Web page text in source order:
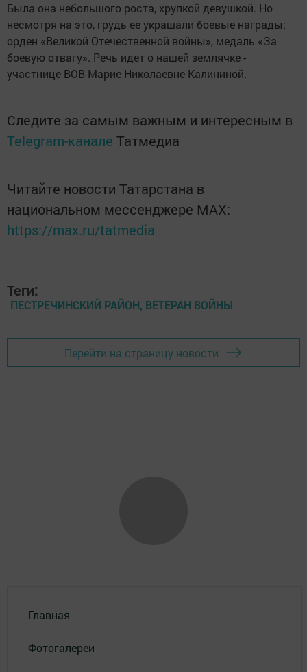
Была она небольшого роста, хрупкой девушкой. Но
несмотря на это, грудь ее украшали боевые награды:
орден «Великой Отечественной войны», медаль «За
боевую отвагу». Речь идет о нашей землячке -
участнице ВОВ Марие Николаевне Калининой.
Следите за самым важным и интересным в
Telegram-канале Татмедиа
Читайте новости Татарстана в
национальном мессенджере MАХ:
https://max.ru/tatmedia
Теги:
ПЕСТРЕЧИНСКИЙ РАЙОН, ВЕТЕРАН ВОЙНЫ
Перейти на страницу новости
Главная
Фотогалереи